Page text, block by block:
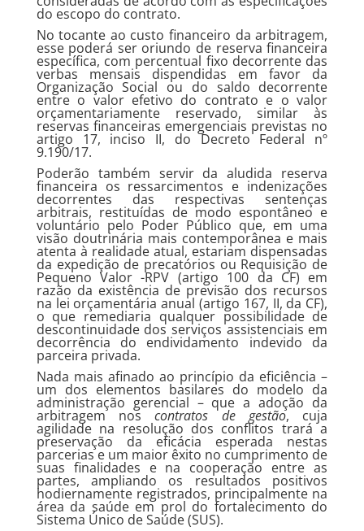
do escopo do contrato.
No tocante ao custo financeiro da arbitragem,
esse poderá ser oriundo de reserva financeira
específica, com percentual fixo decorrente das
verbas mensais dispendidas em favor da
Organização Social ou do saldo decorrente
entre o valor efetivo do contrato e o valor
orçamentariamente reservado, similar às
reservas financeiras emergenciais previstas no
artigo 17, inciso II, do Decreto Federal nº
9.190/17.
Poderão também servir da aludida reserva
financeira os ressarcimentos e indenizações
decorrentes das respectivas sentenças
arbitrais, restituídas de modo espontâneo e
voluntário pelo Poder Público que, em uma
visão doutrinária mais contemporânea e mais
atenta à realidade atual, estariam dispensadas
da expedição de precatórios ou Requisição de
Pequeno Valor -RPV (artigo 100 da CF) em
razão da existência de previsão dos recursos
na lei orçamentária anual (artigo 167, II, da CF),
o que remediaria qualquer possibilidade de
descontinuidade dos serviços assistenciais em
decorrência do endividamento indevido da
parceira privada.
Nada mais afinado ao princípio da eficiência –
um dos elementos basilares do modelo da
administração gerencial – que a adoção da
arbitragem noscontratos de gestão, cuja
agilidade na resolução dos conflitos trará a
preservação da eficácia esperada nestas
parcerias e um maior êxito no cumprimento de
suas finalidades e na cooperação entre as
partes, ampliando os resultados positivos
hodiernamente registrados, principalmente na
área da saúde em prol do fortalecimento do
Sistema Único de Saúde (SUS).